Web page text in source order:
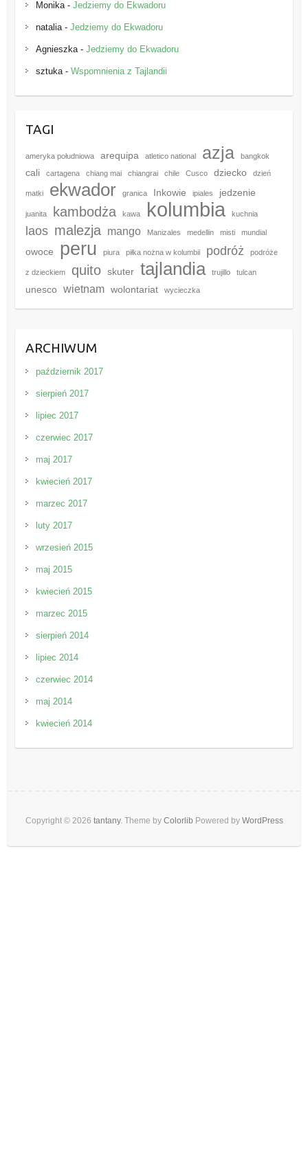
Monika- Jedziemy do Ekwadoru
natalia- Jedziemy do Ekwadoru
Agnieszka- Jedziemy do Ekwadoru
sztuka- Wspomnienia z Tajlandii
TAGI
ameryka południowa arequipa atletico national azja bangkok
cali cartagena chiang mai chiangrai chile Cusco dziecko dzień
matki ekwador granica Inkowie ipiales jedzenie
juanita kambodża kawa kolumbia kuchnia
laos malezja mango Manizales medellin misti mundial
owoce peru piura piłka nożna w kolumbii podróż podróże
z dzieckiem quito skuter tajlandia trujillo tulcan
unesco wietnam wolontariat wycieczka
ARCHIWUM
październik 2017
sierpień 2017
lipiec 2017
czerwiec 2017
maj 2017
kwiecień 2017
marzec 2017
luty 2017
wrzesień 2015
maj 2015
kwiecień 2015
marzec 2015
sierpień 2014
lipiec 2014
czerwiec 2014
maj 2014
kwiecień 2014
Copyright © 2026 tantany. Theme by Colorlib Powered by WordPress